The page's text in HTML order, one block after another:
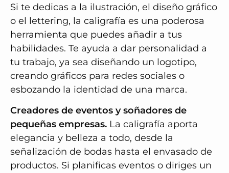
Si te dedicas a la ilustración, el diseño gráfico
o el lettering, la caligrafía es una poderosa
herramienta que puedes añadir a tus
habilidades. Te ayuda a dar personalidad a
tu trabajo, ya sea diseñando un logotipo,
creando gráficos para redes sociales o
esbozando la identidad de una marca.
Creadores de eventos y soñadores de
pequeñas empresas. La caligrafía aporta
elegancia y belleza a todo, desde la
señalización de bodas hasta el envasado de
productos. Si planificas eventos o diriges un